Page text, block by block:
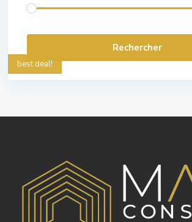
best deal!